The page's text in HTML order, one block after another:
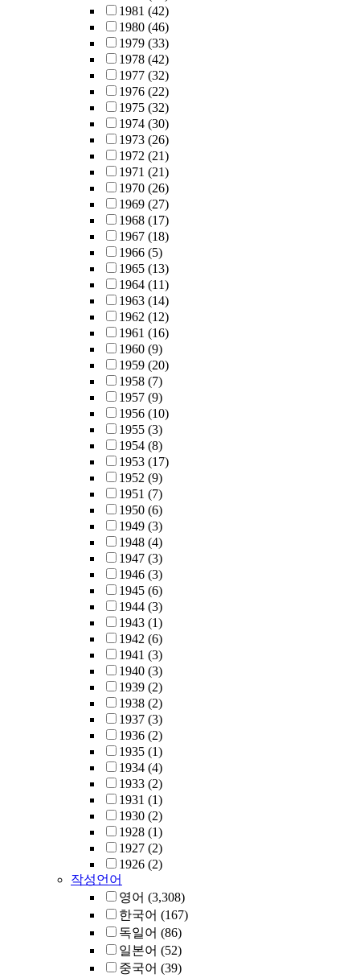
1981 (42)
1980 (46)
1979 (33)
1978 (42)
1977 (32)
1976 (22)
1975 (32)
1974 (30)
1973 (26)
1972 (21)
1971 (21)
1970 (26)
1969 (27)
1968 (17)
1967 (18)
1966 (5)
1965 (13)
1964 (11)
1963 (14)
1962 (12)
1961 (16)
1960 (9)
1959 (20)
1958 (7)
1957 (9)
1956 (10)
1955 (3)
1954 (8)
1953 (17)
1952 (9)
1951 (7)
1950 (6)
1949 (3)
1948 (4)
1947 (3)
1946 (3)
1945 (6)
1944 (3)
1943 (1)
1942 (6)
1941 (3)
1940 (3)
1939 (2)
1938 (2)
1937 (3)
1936 (2)
1935 (1)
1934 (4)
1933 (2)
1931 (1)
1930 (2)
1928 (1)
1927 (2)
1926 (2)
작성언어
영어 (3,308)
한국어 (167)
독일어 (86)
일본어 (52)
중국어 (39)